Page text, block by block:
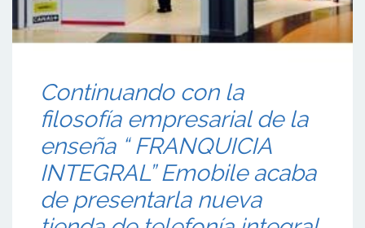
Continuando con la
filosofía empresarial de la
enseña “ FRANQUICIA
INTEGRAL” Emobile acaba
de presentarla nueva